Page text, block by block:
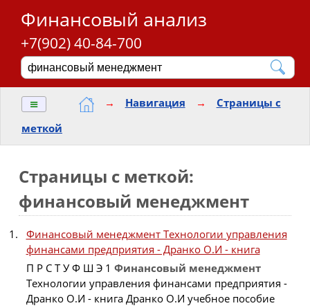
Финансовый анализ
+7(902) 40-84-700
≡ → Навигация →
Страницы с
меткой
Страницы с меткой:
финансовый менеджмент
Финансовый менеджмент Технологии управления
финансами предприятия - Дранко О.И - книга
П Р С Т У Ф Ш Э 1 Финансовый менеджмент
Технологии управления финансами предприятия -
Дранко О.И - книга Дранко О.И учебное пособие